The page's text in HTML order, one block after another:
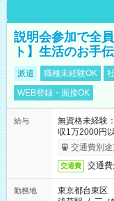
説明会参加で全
ト】生活のお手
派遣 職種未経験OK
WEB登録・面接OK
給与
無資格未経
収1万2000円
交通費別途
交通費 交通
勤務地
東京都台東区